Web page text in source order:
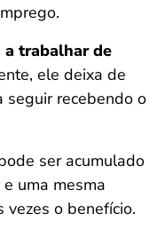
a trabalhar de
ele deixa de
seguir recebendo o
ser acumulado
e uma mesma
vezes o benefício.